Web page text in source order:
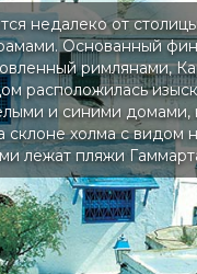
недалеко от
Основанный
римлянами,
расположилась
и синими домами,
склоне холма с видом
лежат пляжи